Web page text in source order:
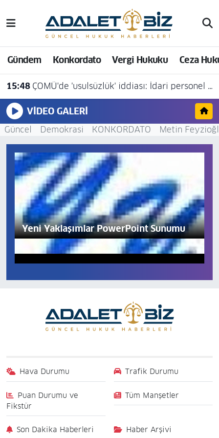
Gündem Konkordato Vergi Hukuku Ceza
15:48 ÇOMÜ'de 'usulsüzlük' iddiası: İdari personel açığa alındı
VIDEO GALERI
Güncel Demokrasi KONKORDATO Metin
Yeni Yaklaşımlar PowerPoint Sunumu
Hava Durumu Trafik Durumu
Puan Durumu ve
Fikstür
Tüm Manşetler
Son Dakika Haberleri Haber Arşivi
Hava Durumu
Trafik Durumu
Süper Lig Puan Durumu ve Fikstür
Tüm Manşetler
Haber Arşivi